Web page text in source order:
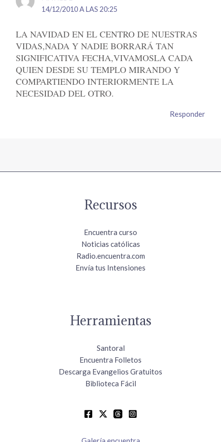
14/12/2010 A LAS 20:25
LA NAVIDAD EN EL CENTRO DE NUESTRAS
VIDAS,NADA Y NADIE BORRARÁ TAN
SIGNIFICATIVA FECHA,VIVAMOSLA CADA
QUIEN DESDE SU TEMPLO MIRANDO Y
COMPARTIENDO INTERIORMENTE LA
NECESIDAD DEL OTRO.
Responder
Recursos
Encuentra curso
Noticias católicas
Radio.encuentra.com
Envía tus Intensiones
Herramientas
Santoral
Encuentra Folletos
Descarga Evangelios Gratuitos
Biblioteca Fácil